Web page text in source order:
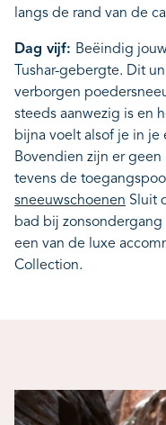
langs de rand van de
Dag vijf: Beëindig
Tushar-gebergte. Dit
verborgen
steeds aanwezig is en
bijna voelt alsof je in
Bovendien zijn er
tevens de
sneeuwschoenen Sluit
bad bij zonsondergang
een van de luxe
Collection.